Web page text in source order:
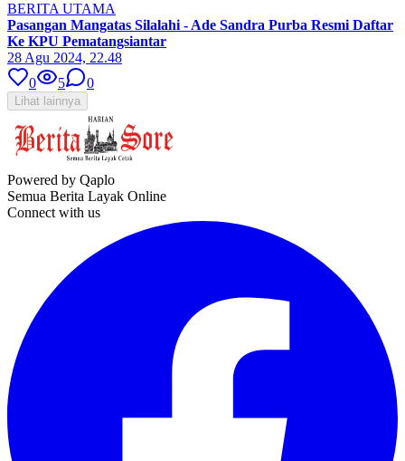
BERITA UTAMA
Pasangan Mangatas Silalahi - Ade Sandra Purba Resmi Daftar
Ke KPU Pematangsiantar
28 Agu 2024, 22.48
0
5 0
Lihat lainnya
Powered by Qaplo
Semua Berita Layak Online
Connect with us